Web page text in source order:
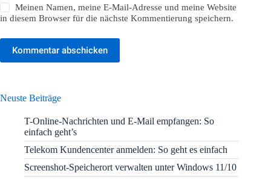
Meinen Namen, meine E-Mail-Adresse und meine Website
in diesem Browser für die nächste Kommentierung speichern.
Kommentar abschicken
Neuste Beiträge
T-Online-Nachrichten und E-Mail empfangen: So
einfach geht’s
Telekom Kundencenter anmelden: So geht es einfach
Screenshot-Speicherort verwalten unter Windows 11/10